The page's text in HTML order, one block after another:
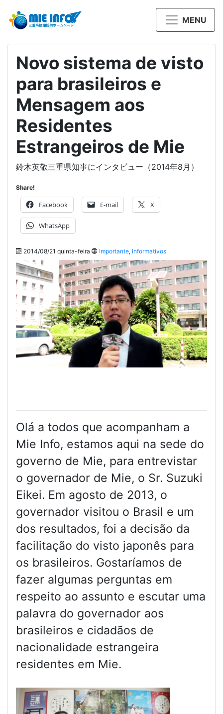
MENU
Novo sistema de visto
para brasileiros e
Mensagem aos
Residentes
Estrangeiros de Mie
鈴木英敬三重県知事にインタビュー（2014年8月）
Share!
Facebook E-mail X
WhatsApp
2014/08/21 quinta-feira Importante, Informativos
Olá a todos que acompanham a
Mie Info, estamos aqui na sede do
governo de Mie, para entrevistar
o governador de Mie, o Sr. Suzuki
Eikei. Em agosto de 2013, o
governador visitou o Brasil e um
dos resultados, foi a decisão da
facilitação do visto japonês para
os brasileiros. Gostaríamos de
fazer algumas perguntas em
respeito ao assunto e escutar uma
palavra do governador aos
brasileiros e cidadãos de
nacionalidade estrangeira
residentes em Mie.